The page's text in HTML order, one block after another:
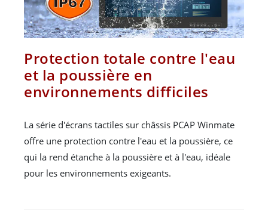
Protection totale contre l'eau
et la poussière en
environnements difficiles
La série d'écrans tactiles sur châssis PCAP Winmate
offre une protection contre l'eau et la poussière, ce
qui la rend étanche à la poussière et à l'eau, idéale
pour les environnements exigeants.